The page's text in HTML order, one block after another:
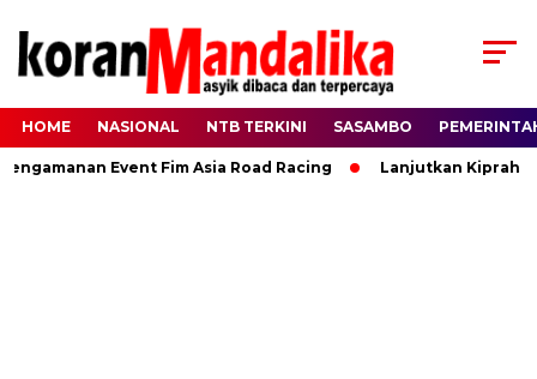
HOME NASIONAL NTB TERKINI SASAMBO
Event Fim Asia Road Racing Lanjutkan Kiprah HBK,